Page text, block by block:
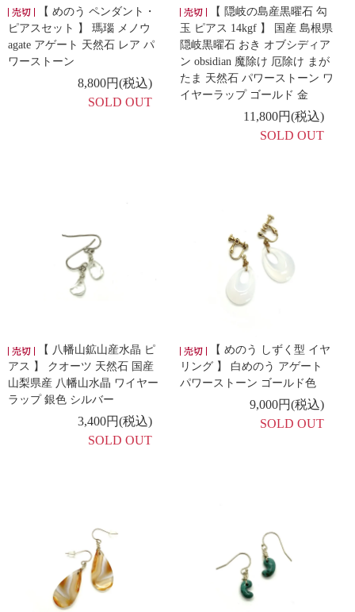
【 めのう ペンダント・
ピアスセット 】 瑪瑙 メノウ
agate アゲート 天然石 レア パ
ワーストーン
8,800円(税込)
SOLD OUT
【 隠岐の島産黒曜石 勾
玉 ピアス 14kgf 】 国産 島根県
隠岐黒曜石 おき オブシディア
ン obsidian 魔除け 厄除け まが
たま 天然石 パワーストーン ワ
イヤーラップ ゴールド 金
11,800円(税込)
SOLD OUT
【 八幡山鉱山産水晶 ピ
アス 】 クオーツ 天然石 国産
山梨県産 八幡山水晶 ワイヤー
ラップ 銀色 シルバー
3,400円(税込)
SOLD OUT
【 めのう しずく型 イヤ
リング 】 白めのう アゲート
パワーストーン ゴールド色
9,000円(税込)
SOLD OUT